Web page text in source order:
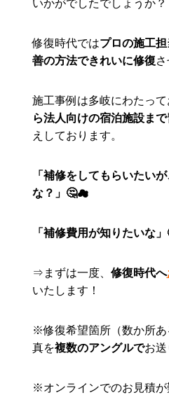
いかがでしたでしょうか？
修復時代ではプロの施工担
善の方法できれいに修復
施工事例は多岐にわたって
ら法人向けの宿泊施設まで
えしております。
「補修をしてもらいたい
な？」🤔☁
「補修費用が知りたいな
⇒まずは一度、 修復時代へ
いたします！
※修復希望箇所（数か所
真を複数のアングルでお送
※オンラインでのお見積